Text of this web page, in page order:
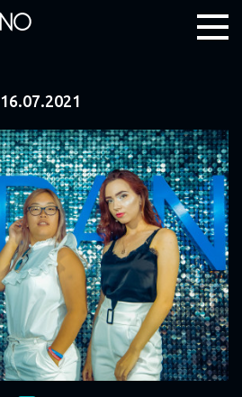
16.07.2021